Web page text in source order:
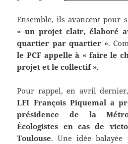
Ensemble, ils avancent pour
« un projet clair, élaboré
quartier par quartier ».
le PCF appelle à « faire le
projet et le collectif ».
Pour rappel, en avril dernier,
LFI François Piquemal a
présidence de la
Écologistes en cas de
Toulouse. Une idée balayée